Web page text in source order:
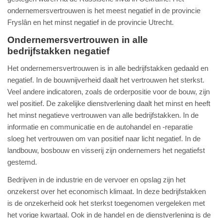
ondernemersvertrouwen is het meest negatief in de provincie
Fryslân en het minst negatief in de provincie Utrecht.
Ondernemersvertrouwen in alle
bedrijfstakken negatief
Het ondernemersvertrouwen is in alle bedrijfstakken gedaald en
negatief. In de bouwnijverheid daalt het vertrouwen het sterkst.
Veel andere indicatoren, zoals de orderpositie voor de bouw, zijn
wel positief. De zakelijke dienstverlening daalt het minst en heeft
het minst negatieve vertrouwen van alle bedrijfstakken. In de
informatie en communicatie en de autohandel en -reparatie
sloeg het vertrouwen om van positief naar licht negatief. In de
landbouw, bosbouw en visserij zijn ondernemers het negatiefst
gestemd.
Bedrijven in de industrie en de vervoer en opslag zijn het
onzekerst over het economisch klimaat. In deze bedrijfstakken
is de onzekerheid ook het sterkst toegenomen vergeleken met
het vorige kwartaal. Ook in de handel en de dienstverlening is de